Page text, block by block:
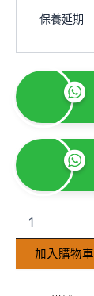
保養延期
加入購物車